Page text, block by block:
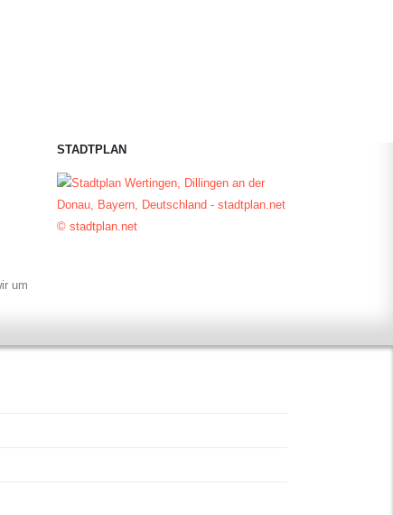
um
STADTPLAN
© stadtplan.net